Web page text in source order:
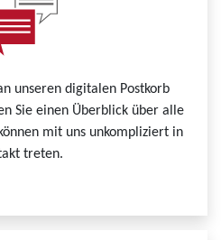
unseren digitalen Postkorb
Sie einen Überblick über alle
mit uns unkompliziert in
treten.